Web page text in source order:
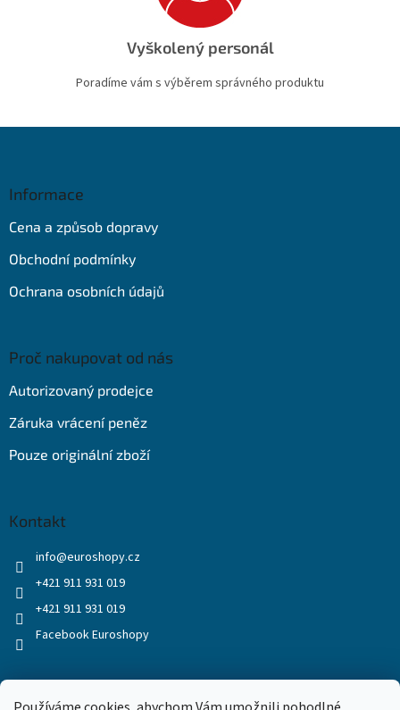
Vyškolený personál
Poradíme vám s výběrem správného produktu
Informace
Cena a způsob dopravy
Obchodní podmínky
Ochrana osobních údajů
Proč nakupovat od nás
Autorizovaný prodejce
Záruka vrácení peněz
Pouze originální zboží
Kontakt
info@euroshopy.cz
+421 911 931 019
+421 911 931 019
Facebook Euroshopy